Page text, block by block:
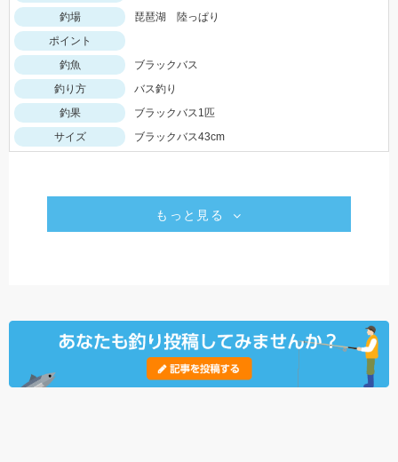
釣場
琵琶湖 陸っぱり
ポイント
釣魚
ブラックバス
釣り方
バス釣り
釣果
ブラックバス1匹
サイズ
ブラックバス43cm
もっと見る